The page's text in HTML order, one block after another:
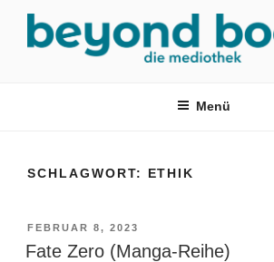
springen
Menü
SCHLAGWORT: ETHIK
VERÖFFENTLICHT
AM
FEBRUAR 8, 2023
Fate Zero (Manga-Reihe)